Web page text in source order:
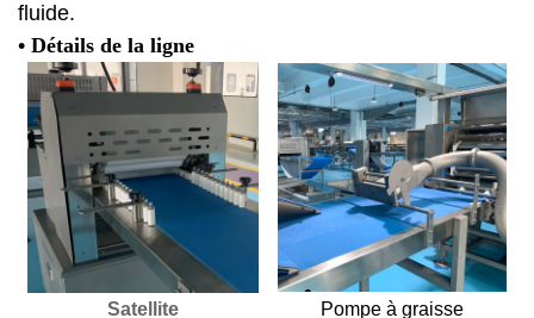
fluide.
• Détails de la ligne
Satellite Pompe à graisse